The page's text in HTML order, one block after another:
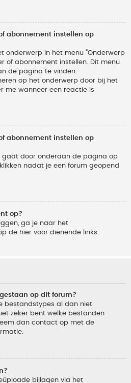
abonnement instellen op
onderwerp in het menu “Onderwerp
of abonnement instellen. Dit menu
de pagina te vinden.
op het onderwerp door bij het
me wanneer een reactie is
abonnement instellen op
gaat door onderaan de pagina op
nadat je een forum geopend
op?
ga je naar het
de hier voor dienende links.
op dit forum?
bestandstypes al dan niet
zeker bent welke bestanden
dan contact op met de
bijlagen via het